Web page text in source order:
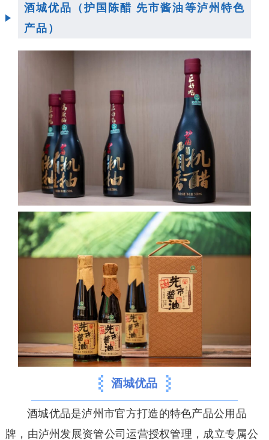
酒城优品（护国陈醋 先市酱油等泸州特色
产品）
酒城优品
酒城优品是泸州市官方打造的特色产品公用品
牌，由泸州发展资管公司运营授权管理，成立专属公